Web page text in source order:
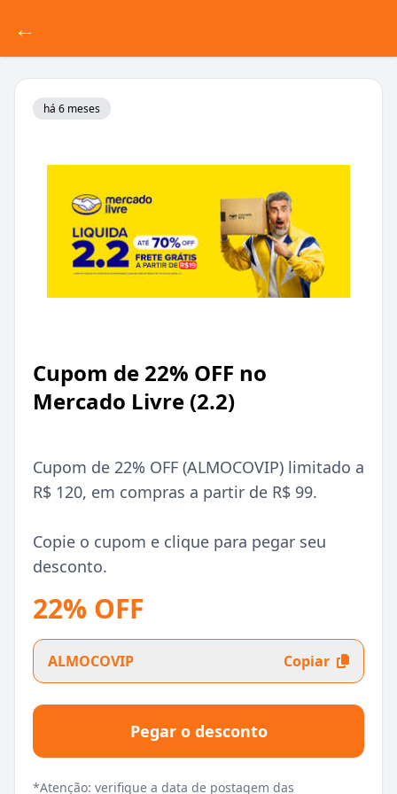
←
há 6 meses
Cupom de 22% OFF no
Mercado Livre (2.2)
Cupom de 22% OFF (ALMOCOVIP) limitado a
R$ 120, em compras a partir de R$ 99.
Copie o cupom e clique para pegar seu
desconto.
22% OFF
ALMOCOVIP Copiar
Pegar o desconto
*Atenção: verifique a data de postagem das